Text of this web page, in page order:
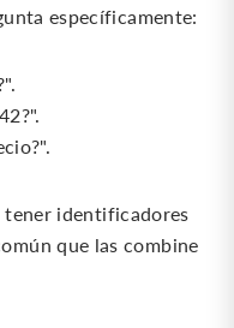
específicamente:
identificadores
que las combine